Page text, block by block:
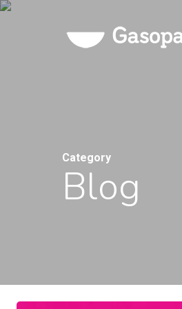
Skip
Category
Blog